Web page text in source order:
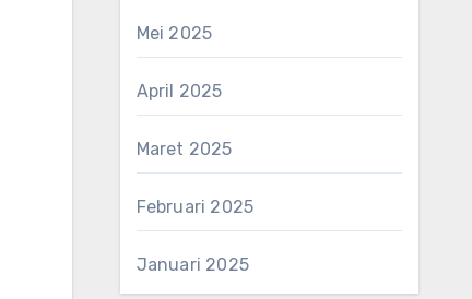
Mei 2025
April 2025
Maret 2025
Februari 2025
Januari 2025